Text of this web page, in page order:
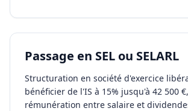
Passage en SEL ou SELARL
Structuration en société d'exercice
bénéficier de l'IS à 15% jusqu'à 42 500
rémunération entre salaire et